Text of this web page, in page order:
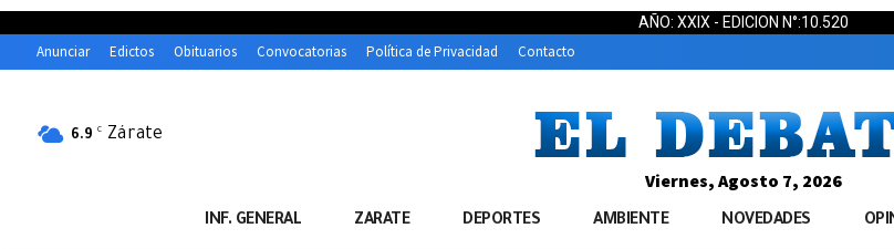
AÑO: XXIX - EDICION N°:10.520
Anunciar Edictos Obituarios Convocatorias Política de Privacidad Contacto
6.9 C Zárate
Viernes, Agosto 7, 2026
INF. GENERAL ZARATE DEPORTES AMBIENTE NOVEDADES